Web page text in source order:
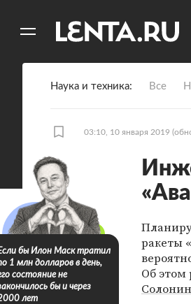
Наука и техника Все
03:10, 10 января 2019
ракеты
Об этом
Солонин
бы Илон Маск тратил
1 млн долларов в день,
состояние не
бы и через
лет